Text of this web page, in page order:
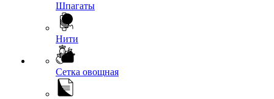
Шпагаты
Нити
Сетка овощная